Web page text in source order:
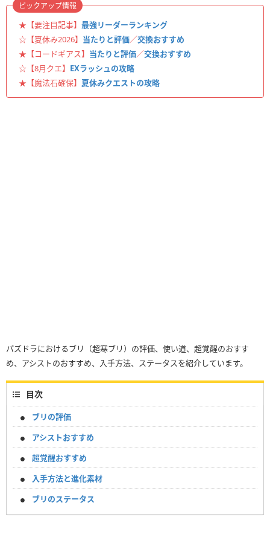
★【要注目記事】 最強リーダーランキング
☆【夏休み2026】 当たりと評価／交換おすすめ
★【コードギアス】 当たりと評価／交換おすすめ
☆【8月クエ】 EXラッシュの攻略
★【魔法石確保】 夏休みクエストの攻略
ピックアップ情報
パズドラにおけるブリ（超寒ブリ）の評価、使い道、超覚醒のおすす
め、アシストのおすすめ、入手方法、ステータスを紹介しています。
目次
ブリの評価
アシストおすすめ
超覚醒おすすめ
入手方法と進化素材
ブリのステータス